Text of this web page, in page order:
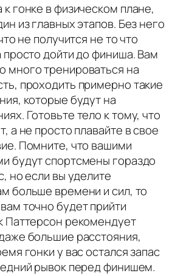
к гонке в физическом плане,
из главных этапов. Без него
не получится не то что
просто дойти до финиша. Вам
много тренироваться на
проходить примерно такие
которые будут на
Готовьте тело к тому, что
а не просто плавайте в свое
Помните, что вашими
будут спортсмены гораздо
но если вы уделите
больше времени и сил, то
точно будет прийти
Паттерсон рекомендует
большие расстояния,
гонки у вас остался запас
рывок перед финишем.